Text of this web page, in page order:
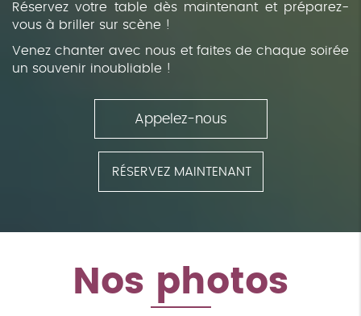
Réservez votre table dès maintenant et préparez-
vous à briller sur scène !
Venez chanter avec nous et faites de chaque soirée
un souvenir inoubliable !
Appelez-nous
RÉSERVEZ MAINTENANT
Nos photos